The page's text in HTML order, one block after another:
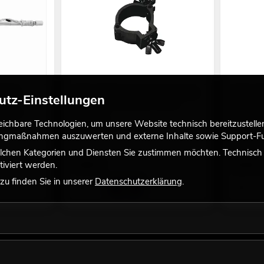
Zubehör zur Montage des Gerätes
Bestand reicht ca. 12 Wo.
No.
Bestand
Einstellungen
Technologien, um unsere Website technisch
auszuwerten und externe Inhalte sowie Support-
Kategorien und Diensten Sie zustimmen möchten.
werden.
finden Sie in unserer Datenschutzerklärung.